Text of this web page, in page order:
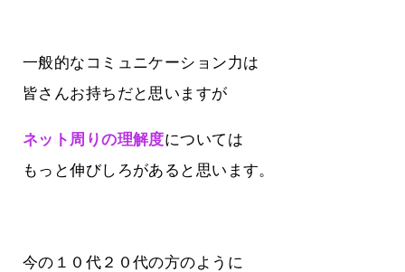
一般的なコミュニケーション力は
皆さんお持ちだと思いますが
ネット周りの理解度については
もっと伸びしろがあると思います。
今の１０代２０代の方のように